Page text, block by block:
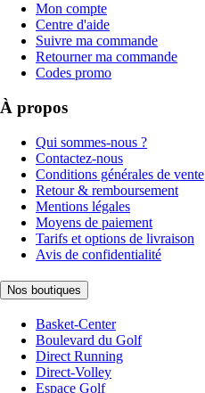
Mon compte
Centre d'aide
Suivre ma commande
Retourner ma commande
Codes promo
À propos
Qui sommes-nous ?
Contactez-nous
Conditions générales de vente
Retour & remboursement
Mentions légales
Moyens de paiement
Tarifs et options de livraison
Avis de confidentialité
Nos boutiques
Basket-Center
Boulevard du Golf
Direct Running
Direct-Volley
Espace Golf